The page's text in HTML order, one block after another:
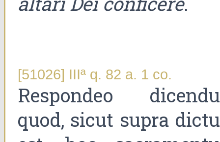
[51026] IIIª q. 82 a. 1 co.
Respondeo
quod, sicut supra